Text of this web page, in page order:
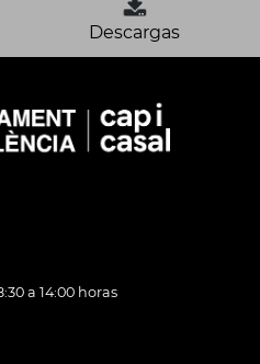
Descargas
a 14:00 horas